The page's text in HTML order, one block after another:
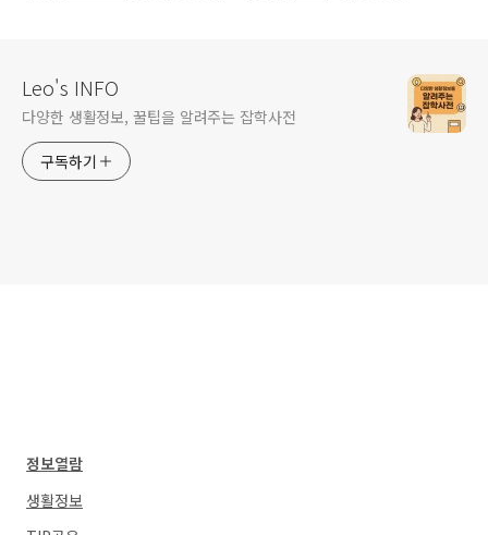
Leo's INFO
다양한 생활정보, 꿀팁을 알려주는 잡학사전
구독하기
정보열람
생활정보